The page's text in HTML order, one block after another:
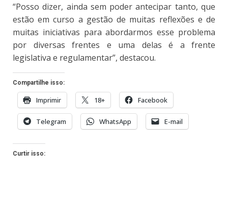
“Posso dizer, ainda sem poder antecipar tanto, que
estão em curso a gestão de muitas reflexões e de
muitas iniciativas para abordarmos esse problema
por diversas frentes e uma delas é a frente
legislativa e regulamentar”, destacou.
Compartilhe isso:
Imprimir 18+ Facebook
Telegram WhatsApp E-mail
Curtir isso: